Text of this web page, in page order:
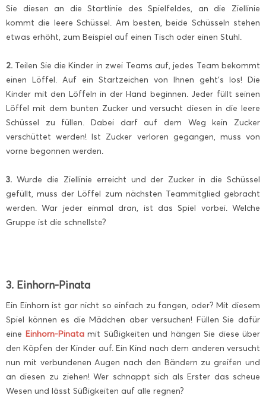
Sie diesen an die Startlinie des Spielfeldes, an die Ziellinie
kommt die leere Schüssel. Am besten, beide Schüsseln stehen
etwas erhöht, zum Beispiel auf einen Tisch oder einen Stuhl.
2. Teilen Sie die Kinder in zwei Teams auf, jedes Team bekommt
einen Löffel. Auf ein Startzeichen von Ihnen geht’s los! Die
Kinder mit den Löffeln in der Hand beginnen. Jeder füllt seinen
Löffel mit dem bunten Zucker und versucht diesen in die leere
Schüssel zu füllen. Dabei darf auf dem Weg kein Zucker
verschüttet werden! Ist Zucker verloren gegangen, muss von
vorne begonnen werden.
3. Wurde die Ziellinie erreicht und der Zucker in die Schüssel
gefüllt, muss der Löffel zum nächsten Teammitglied gebracht
werden. War jeder einmal dran, ist das Spiel vorbei. Welche
Gruppe ist die schnellste?
3. Einhorn-Pinata
Ein Einhorn ist gar nicht so einfach zu fangen, oder? Mit diesem
Spiel können es die Mädchen aber versuchen! Füllen Sie dafür
eine Einhorn-Pinata mit Süßigkeiten und hängen Sie diese über
den Köpfen der Kinder auf. Ein Kind nach dem anderen versucht
nun mit verbundenen Augen nach den Bändern zu greifen und
an diesen zu ziehen! Wer schnappt sich als Erster das scheue
Wesen und lässt Süßigkeiten auf alle regnen?